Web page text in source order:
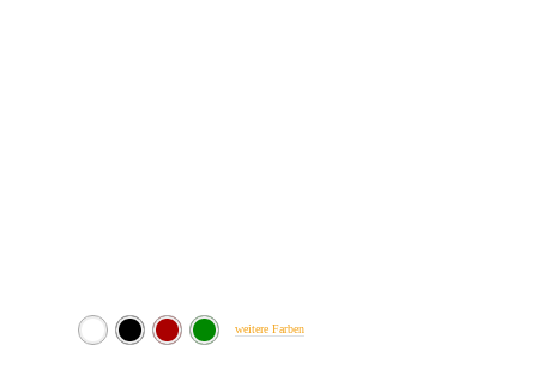
weitere Farben